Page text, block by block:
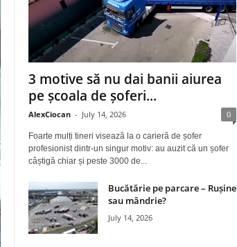
3 motive să nu dai banii aiurea
pe școala de șoferi...
AlexCiocan - July 14, 2026 0
Foarte mulți tineri visează la o carieră de șofer
profesionist dintr-un singur motiv: au auzit că un șofer
câștigă chiar și peste 3000 de...
Bucătărie pe parcare – Rușine
sau mândrie?
July 14, 2026